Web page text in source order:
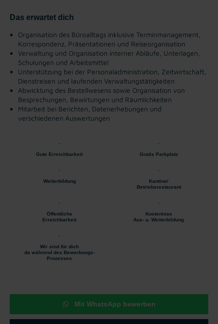
Das erwartet dich
Organisation des Büroalltags inklusive Terminmanagement,
Korrespondenz, Präsentationen und Reiseorganisation
Verwaltung und Organisation interner Abläufe, Unterlagen,
Schulungen und Arbeitsmittel
Unterstützung bei der Personaladministration, Zeitwirtschaft,
Dienstreisen und laufenden Verwaltungstätigkeiten
Abwicklung des Bestellwesens sowie Organisation von
Besprechungen, Bewirtungen und Räumlichkeiten
Mitarbeit bei Berichten, Datenerhebungen und
verschiedenen Auswertungen
Gute Erreichbarkeit Gratis Parkplatz
Weiterbildung
Kantine/
Betriebsrestaurant
Öffentliche
Erreichbarkeit
Kostenlose
Aus- u. Weiterbildung
Wir sind für dich
da während des Bewerbungs-
Prozesses
Mit WhatsApp bewerben